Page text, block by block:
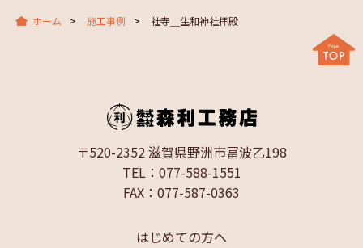
ホーム 施工事例 社寺＿生和神社拝殿
〒520-2352 滋賀県野洲市冨波乙198
TEL：077-588-1551
FAX：077-587-0363
はじめての方へ